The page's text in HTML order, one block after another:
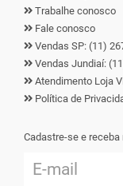
Trabalhe conosco
Fale conosco
Vendas SP: (11)
Vendas Jundiaí:
Atendimento Loja
Política de
Cadastre-se e